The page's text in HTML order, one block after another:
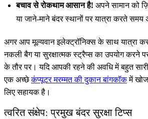
बचाव से रोकथाम आसान है! अपने सामान को
या जाने-माने बंदर स्थानों पर यात्रा करते
अगर आप मूल्यवान इलेक्ट्रॉनिक्स के साथ यात्रा
नकली बैग या सुरक्षात्मक स्ट्रैप्स का उपयोग करने
के तौर पर। यदि आपकी रहने की अवधि में बहुत
एक अच्छेकंप्यूटर मरम्मत की दुकान बांगकॉकमें खोज
लिए सहायक है।
त्वरित संक्षेप: प्रमुख बंदर सुरक्षा टिप्स